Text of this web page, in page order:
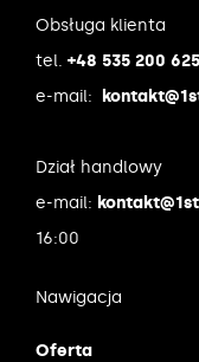
Obsługa klienta
tel. +48 535 200 625
e-mail:
Dział handlowy
e-mail:
16:00
Nawigacja
Oferta